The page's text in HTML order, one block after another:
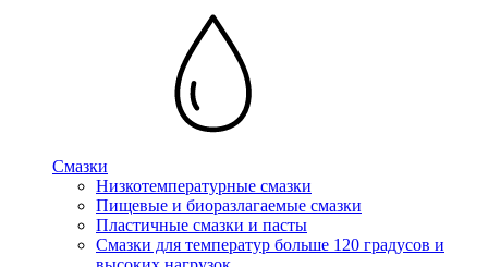
Смазки
Низкотемпературные смазки
Пищевые и биоразлагаемые смазки
Пластичные смазки и пасты
Смазки для температур больше 120 градусов и